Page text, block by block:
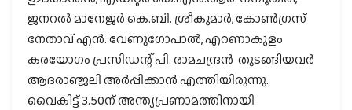
ജനറല്‍ മാനേജര്‍ കെ.ബി. ശ്രീകുമാര്‍, കോണ്‍ഗ്രസ്
നേതാവ് എന്‍. വേണുഗോപാല്‍, എറണാകുളം
കരയോഗം പ്രസിഡന്റ് പി. രാമചന്ദ്രന്‍ തുടങ്ങിയവര്‍
ആദരാഞ്ജലി അര്‍പ്പിക്കാന്‍ എത്തിയിരുന്നു.
വൈകിട്ട് 3.50ന് അന്ത്യപ്രണാമത്തിനായി